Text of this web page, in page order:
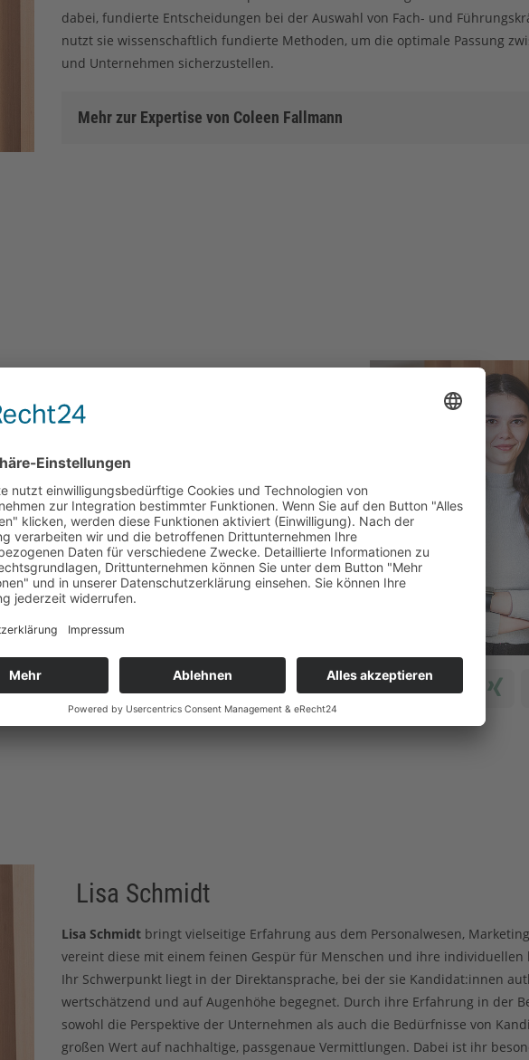
dabei, fundierte Entscheidungen bei der Auswahl von Fach- und
nutzt sie wissenschaftlich fundierte Methoden, um die optimale Passung
und Unternehmen sicherzustellen.
Mehr zur Expertise von Coleen Fallmann
mit umfassender Erfahrung in den Bereichen
Mit einem Masterabschluss in
Acquisition Managerin den gesamten Prozess der
bis zur Kandidatenauswahl, und begeistert so
Unternehmen.
Lisa Schmidt
Lisa Schmidt bringt vielseitige Erfahrung aus dem Personalwesen,
vereint diese mit einem feinen Gespür für Menschen und ihre individuellen
Ihr Schwerpunkt liegt in der Direktansprache, bei der sie Kandidat:innen
wertschätzend und auf Augenhöhe begegnet. Durch ihre Erfahrung in der
sowohl die Perspektive der Unternehmen als auch die Bedürfnisse von
großen Wert auf nachhaltige, passgenaue Vermittlungen. Dabei ist ihr